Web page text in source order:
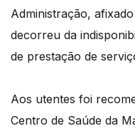
Administração,
decorreu da
de prestação de
Aos utentes foi
Centro de Saúde da